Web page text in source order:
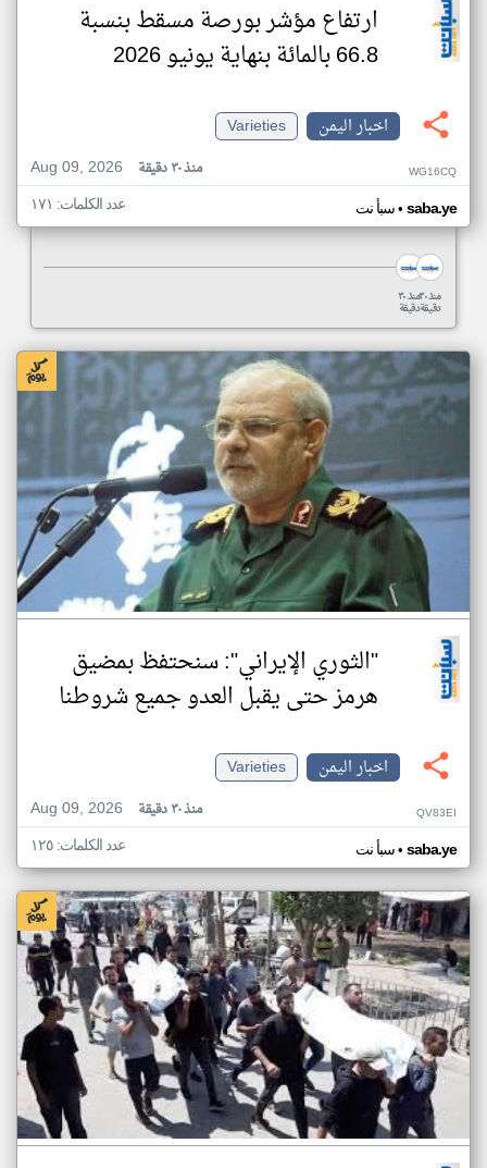
ارتفاع مؤشر بورصة مسقط بنسبة
66.8 بالمائة بنهاية يونيو 2026
اخبار اليمن
Varieties
Aug 09, 2026
منذ ٣٠ دقيقة WG16CQ
سبأ نت• saba.ye عدد الكلمات: ١٧١
منذ ٣٠
دقيقة
منذ ٣٠
دقيقة
"الثوري الإيراني": سنحتفظ بمضيق
هرمز حتى يقبل العدو جميع شروطنا
اخبار اليمن
Varieties
Aug 09, 2026
منذ ٣٠ دقيقة QV83EI
سبأ نت• saba.ye عدد الكلمات: ١٢٥